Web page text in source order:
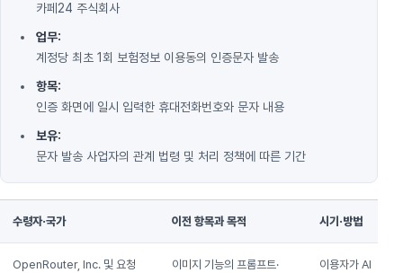
카페24 주식회사
업무:
계정당 최초 1회 보험정보 이용동의 인증문자 발송
항목:
인증 화면에 일시 입력한 휴대전화번호와 문자 내용
보유:
문자 발송 사업자의 관계 법령 및 처리 정책에 따른 기간
수령자·국가 이전 항목과 목적 시기·방법
OpenRouter, Inc. 및 요청
이미지 기능의 프롬프트·
이용자가 AI